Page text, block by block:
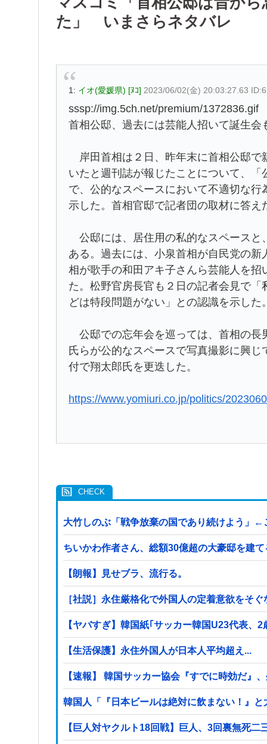
た」 いまさらネタバレ
1: イオ(愛媛県) [ﾇｺ] 2023/06/02(金) 20:03:27.63
sssp://img.5ch.net/premium/1372836.gif
首相公邸、過去には芸能人招いて誕生
岸田首相は２日、昨年末に首相公邸で
いたと週刊誌が報じたことについて、
で、公的なスペースにおいて不適切な
示した。首相官邸で記者団の取材に答え
公邸には、居住用の私的なスペースと
ある。過去には、小泉首相が自民党の
相が歌手の和田アキ子さんら芸能人を
た。松野官房長官も２日の記者会見で
どは特段問題がない」との認識を示した
公邸での忘年会を巡っては、首相の長
氏らが公的なスペースで写真撮影に興
付で翔太郎氏を更迭した。
https://www.yomiuri.co.jp/politics/
大竹しのぶ「戦争放棄の国であり続けよう」←
ちいかわ作者さん、総額30億超の大豪邸を建
【朗報】見せブラ、流行る。
［社説］永住厳格化で外国人の定着意欲をそぐ
【ヤバすぎ】韓国紙｢サッカー韓国U23代表、
【生活保護】永住外国人が日本人平均超え...
【速報】 韓国サッカー協会『すでに時効だ
韓国人「『日本ビールは絶対に飲まない！』
【巨人対ヤクルト18回戦】巨人、3回裏無死